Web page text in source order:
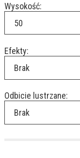
Wysokość:
Efekty:
Brak
Odbicie lustrzane:
Brak